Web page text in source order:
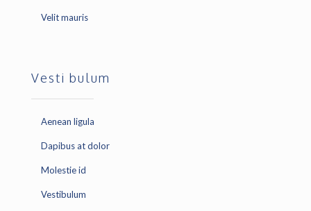
Velit mauris
Vesti bulum
Aenean ligula
Dapibus at dolor
Molestie id
Vestibulum